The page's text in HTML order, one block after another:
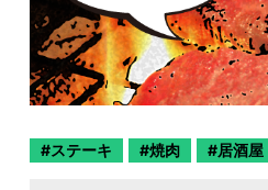
ステーキ 焼肉 居酒屋